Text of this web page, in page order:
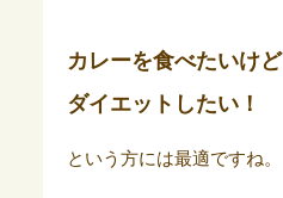
カレーを食べたいけど
ダイエットしたい！
という方には最適ですね。